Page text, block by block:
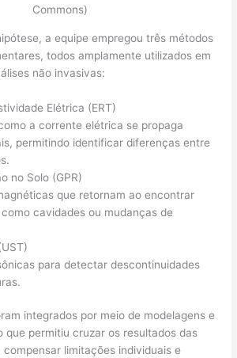
Commons)
a equipe empregou três métodos
todos amplamente utilizados em
não invasivas:
Elétrica (ERT)
a corrente elétrica se propaga
permitindo identificar diferenças entre
no Solo (GPR)
que retornam ao encontrar
cavidades ou mudanças de
para detectar descontinuidades
integrados por meio de modelagens e
que permitiu cruzar os resultados das
limitações individuais e